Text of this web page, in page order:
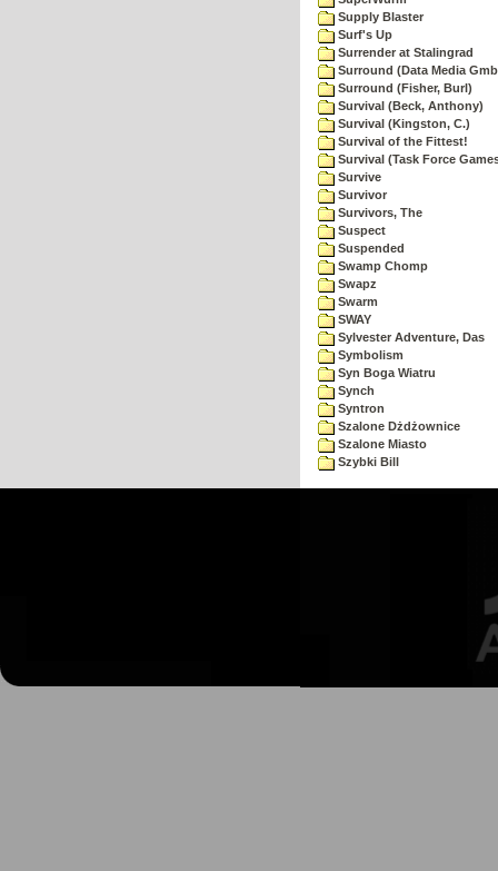
Supply Blaster
Surf's Up
Surrender at Stalingrad
Surround (Data Media
Surround (Fisher, Burl)
Survival (Beck, Anthony)
Survival (Kingston, C.)
Survival of the Fittest!
Survival (Task Force
Survive
Survivor
Survivors, The
Suspect
Suspended
Swamp Chomp
Swapz
Swarm
SWAY
Sylvester Adventure, Das
Symbolism
Syn Boga Wiatru
Synch
Syntron
Szalone Dżdżownice
Szalone Miasto
Szybki Bill